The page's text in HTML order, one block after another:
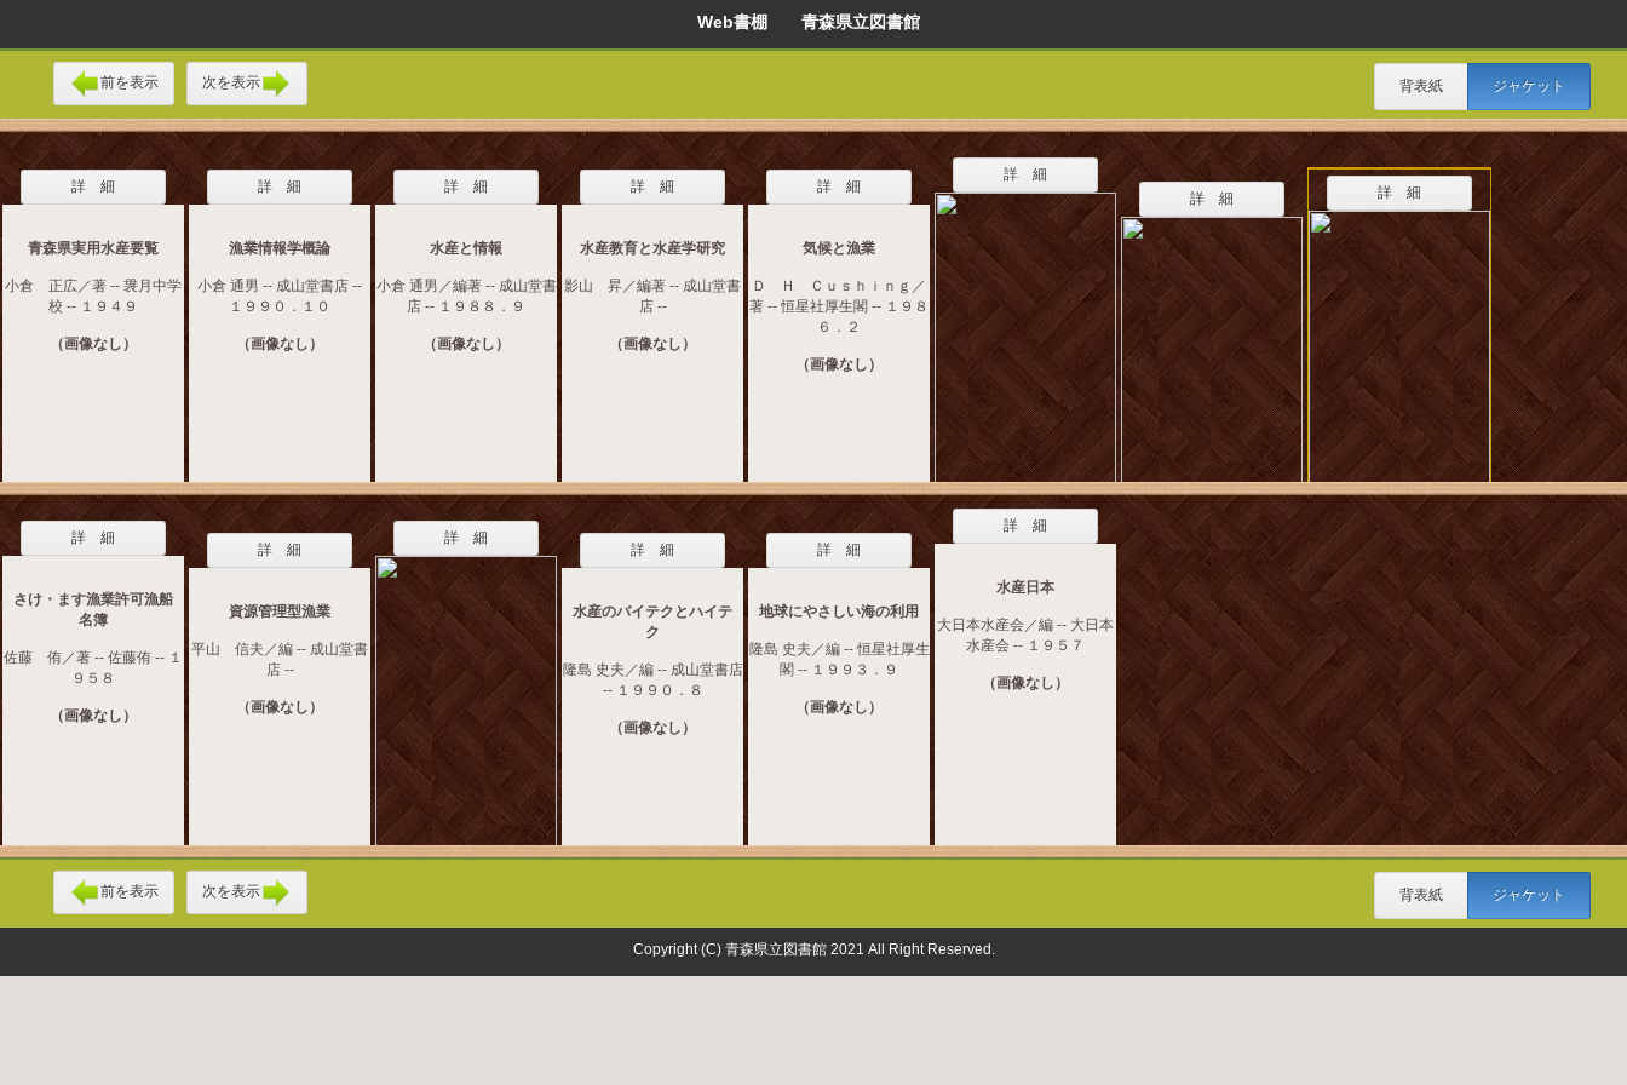
Web書棚 青森県立図書館
前を表示 次を表示 背表紙 ジャケット
詳 細
青森県実用水産要覧
小倉 正広／著 -- 袰月中学
校 -- １９４９
（画像なし）
詳 細
漁業情報学概論
小倉 通男 -- 成山堂書店 --
１９９０．１０
（画像なし）
詳 細
水産と情報
小倉 通男／編著 -- 成山堂書
店 -- １９８８．９
（画像なし）
詳 細
水産教育と水産学研究
影山 昇／編著 -- 成山堂書
店 --
（画像なし）
詳 細
気候と漁業
Ｄ Ｈ Ｃｕｓｈｉｎｇ／
著 -- 恒星社厚生閣 -- １９８
６．２
（画像なし）
詳 細
詳 細
詳 細
詳 細
さけ・ます漁業許可漁船
名簿
佐藤 侑／著 -- 佐藤侑 -- １
９５８
（画像なし）
詳 細
資源管理型漁業
平山 信夫／編 -- 成山堂書
店 --
（画像なし）
詳 細
詳 細
水産のバイテクとハイテ
ク
隆島 史夫／編 -- 成山堂書店
-- １９９０．８
（画像なし）
詳 細
地球にやさしい海の利用
隆島 史夫／編 -- 恒星社厚生
閣 -- １９９３．９
（画像なし）
詳 細
水産日本
大日本水産会／編 -- 大日本
水産会 -- １９５７
（画像なし）
前を表示 次を表示 背表紙 ジャケット
Copyright (C) 青森県立図書館 2021 All Right Reserved.